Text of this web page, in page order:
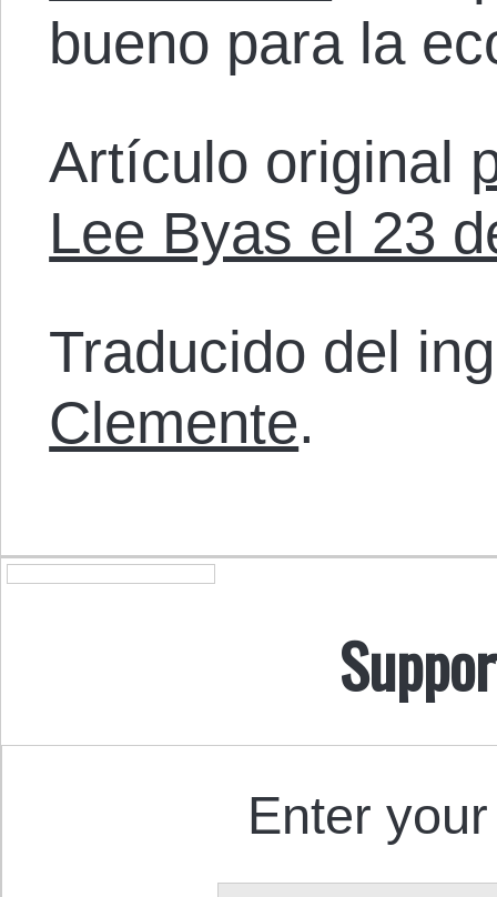
bueno para la
Artículo original
Lee Byas el 23
Traducido del
Clemente.
Enter